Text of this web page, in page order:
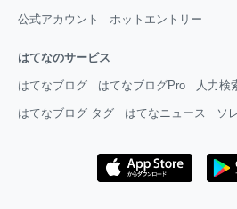
公式アカウント ホットエントリー
はてなのサービス
はてなブログ はてなブログPro 人力検
はてなブログ タグ はてなニュース ソ